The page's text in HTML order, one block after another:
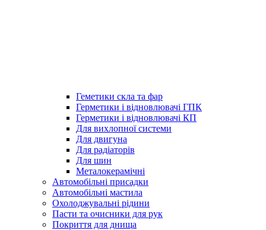
Геметики скла та фар
Герметики і відновлювачі ГПК
Герметики і відновлювачі КП
Для вихлопної системи
Для двигуна
Для радіаторів
Для шин
Металокерамічні
Автомобільні присадки
Автомобільні мастила
Охолоджувальні рідини
Пасти та очисники для рук
Покриття для днища